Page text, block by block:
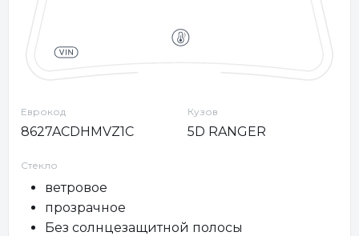
Еврокод
8627ACDHMVZ1C
Кузов
5D RANGER
Стекло
ветровое
прозрачное
Без солнцезащитной полосы